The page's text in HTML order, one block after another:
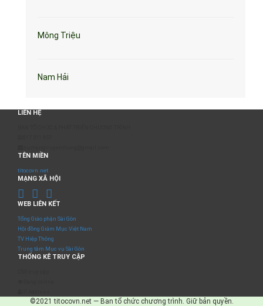
Mông Triệu
Nam Hải
LIÊN HỆ
TÊN MIỀN
titocovn.net
MẠNG XÃ HỘI
WEB LIÊN KẾT
Tổng Giáo phận Sài Gòn
Hội đồng Giám Mục Việt Nam
TV Hiệp Thông
Trung tâm Mục vụ Sài Gòn
THỐNG KÊ TRUY CẬP
©2021 titocovn.net — Ban tổ chức chương trình. Giữ bản quyền.